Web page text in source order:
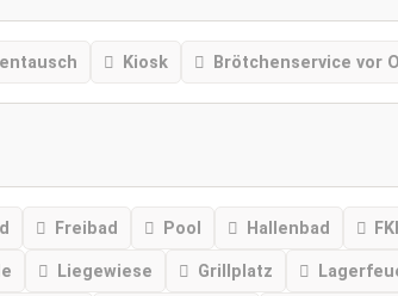
Kiosk Brötchenservice vor
Freibad Pool Hallenbad
Liegewiese Grillplatz